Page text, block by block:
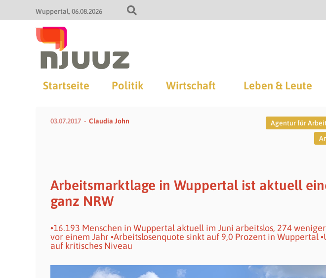
Wuppertal 06.08.2026
Startseite Politik Wirtschaft Leben & Leute
03.07.2017 Claudia John Agentur für
Arbeitsmarktlage in Wuppertal ist aktuell
ganz NRW
•16.193 Menschen in Wuppertal aktuell im Juni arbeitslos, 274
vor einem Jahr •Arbeitslosenquote sinkt auf 9,0 Prozent in Wuppertal
auf kritisches Niveau